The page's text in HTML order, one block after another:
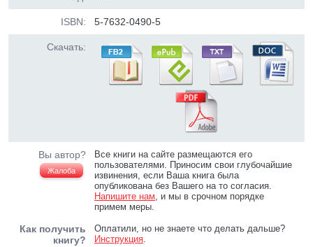
ISBN: 5-7632-0490-5
Скачать:
Вы автор?
Жалоба
Все книги на сайте размещаются его
пользователями. Приносим свои глубочайшие
извинения, если Ваша книга была
опубликована без Вашего на то согласия.
Напишите нам, и мы в срочном порядке
примем меры.
Как получить
книгу?
Оплатили, но не знаете что делать дальше?
Инструкция.